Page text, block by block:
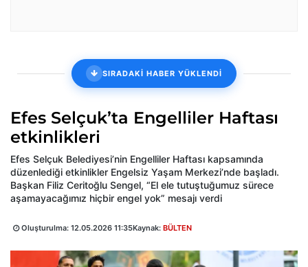
SIRADAKİ HABER YÜKLENDİ
Efes Selçuk’ta Engelliler Haftası
etkinlikleri
Efes Selçuk Belediyesi’nin Engelliler Haftası kapsamında
düzenlediği etkinlikler Engelsiz Yaşam Merkezi’nde başladı.
Başkan Filiz Ceritoğlu Sengel, “El ele tutuştuğumuz sürece
aşamayacağımız hiçbir engel yok” mesajı verdi
Oluşturulma: 12.05.2026 11:35Kaynak: BÜLTEN